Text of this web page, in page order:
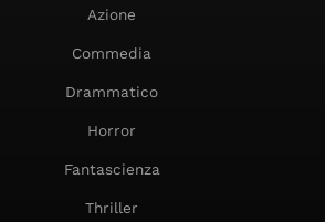
Azione
Commedia
Drammatico
Horror
Fantascienza
Thriller